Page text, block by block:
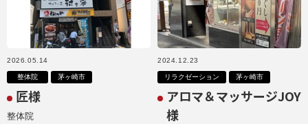
2026.05.14
整体院 茅ヶ崎市
匠様
整体院
2024.12.23
リラクゼーション 茅ヶ崎市
アロマ＆マッサージJOY
様